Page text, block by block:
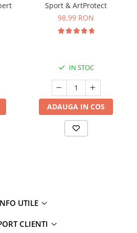
Sport & ArtProtect
98,99 RON
IN STOC
ADAUGA IN COS
UTILE
CLIENTI